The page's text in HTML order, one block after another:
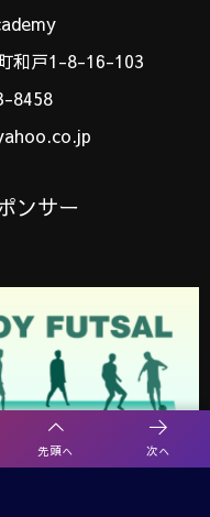
先頭へ 次へ
和戸1-8-16-103
8458
ンサー